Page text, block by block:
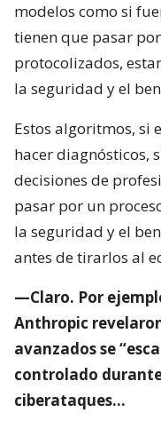
modelos como si
tienen que pasar
protocolizados,
la seguridad y el
Estos algoritmos, si
hacer diagnósticos,
decisiones de
pasar por un
la seguridad y el
antes de tirarlos al
—Claro. Por
Anthropic
avanzados se
controlado
ciberataques…